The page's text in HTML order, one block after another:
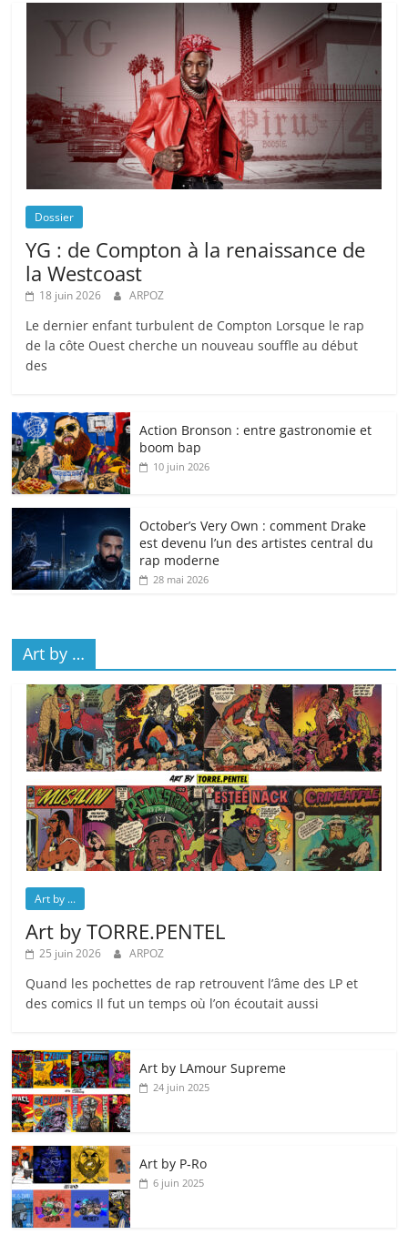
Dossier
YG : de Compton à la renaissance de
la Westcoast
18 juin 2026 ARPOZ
Le dernier enfant turbulent de Compton Lorsque le rap
de la côte Ouest cherche un nouveau souffle au début
des
Action Bronson : entre gastronomie et
boom bap
10 juin 2026
October’s Very Own : comment Drake
est devenu l’un des artistes central du
rap moderne
28 mai 2026
Art by …
Art by ...
Art by TORRE.PENTEL
25 juin 2026 ARPOZ
Quand les pochettes de rap retrouvent l’âme des LP et
des comics Il fut un temps où l’on écoutait aussi
Art by LAmour Supreme
24 juin 2025
Art by P‑Ro
6 juin 2025